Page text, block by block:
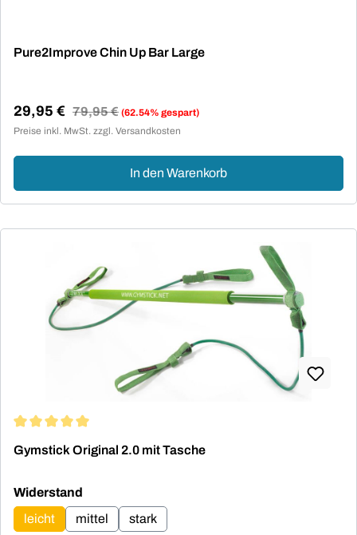
Pure2Improve Chin Up Bar Large
Verkaufspreis:
29,95 € Regulärer Preis:
79,95 € (62.54% gespart)
Preise inkl. MwSt. zzgl. Versandkosten
In den Warenkorb
Gymstick Original 2.0 mit Tasche
Widerstand
leicht
mittel stark